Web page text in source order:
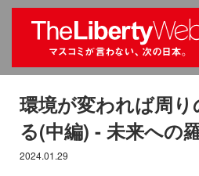
環境が変われば周
る(中編) - 未来への
2024.01.29